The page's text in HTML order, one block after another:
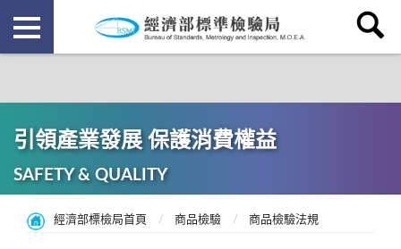
引領產業發展 保護消費權益
SAFETY & QUALITY
經濟部標檢局首頁 商品檢驗 商品檢驗法規